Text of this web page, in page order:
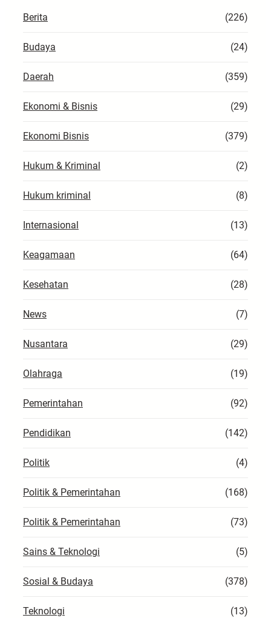
Berita
(226)
Budaya (24)
Daerah (359)
Ekonomi & Bisnis (29)
Ekonomi Bisnis (379)
Hukum & Kriminal (2)
Hukum kriminal (8)
Internasional (13)
Keagamaan (64)
Kesehatan (28)
News (7)
Nusantara (29)
Olahraga (19)
Pemerintahan (92)
Pendidikan (142)
Politik (4)
Politik & Pemerintahan (168)
Politik & Pemerintahan (73)
Sains & Teknologi (5)
Sosial & Budaya (378)
Teknologi (13)